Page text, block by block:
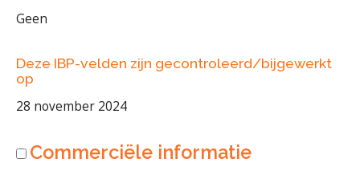
Geen
Deze IBP-velden zijn gecontroleerd/bijgewerkt
op
28 november 2024
Commerciële informatie